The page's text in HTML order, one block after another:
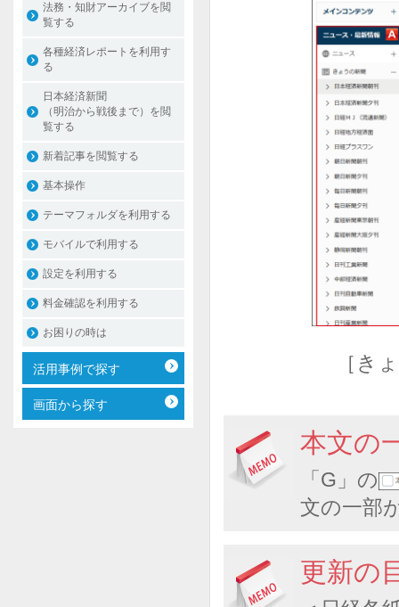
［き
本文の
「G」の
文の一部
更新の
法務・知財アーカイブを閲
覧する
各種経済レポートを利用す
る
日本経済新聞
（明治から戦後まで）を閲
覧する
新着記事を閲覧する
基本操作
テーマフォルダを利用する
モバイルで利用する
設定を利用する
料金確認を利用する
お困りの時は
活用事例で探す
画面から探す